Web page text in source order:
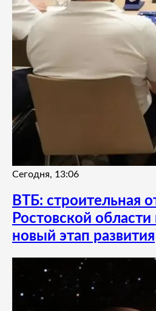
Сегодня, 13:06
ВТБ: строительная
Ростовской области
новый этап развития